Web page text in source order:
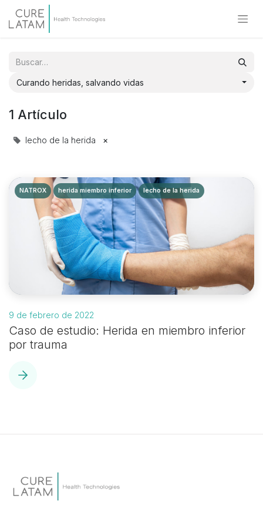
Curando heridas, salvando vidas
1 Artículo
lecho de la herida ×
NATROX herida miembro inferior lecho de la herida
9 de febrero de 2022
Caso de estudio: Herida en miembro inferior
por trauma